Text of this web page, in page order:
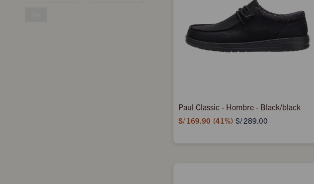
Paul Classic - Hombre - Black/black
S/ 169.90 41 S/289.00